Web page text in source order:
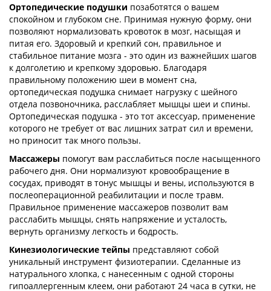
Ортопедические подушки позаботятся о вашем
спокойном и глубоком сне. Принимая нужную форму, они
позволяют нормализовать кровоток в мозг, насыщая и
питая его. Здоровый и крепкий сон, правильное и
стабильное питание мозга - это один из важнейших шагов
к долголетию и крепкому здоровью. Благодаря
правильному положению шеи в момент сна,
ортопедическая подушка снимает нагрузку с шейного
отдела позвоночника, расслабляет мышцы шеи и спины.
Ортопедическая подушка - это тот аксессуар, применение
которого не требует от вас лишних затрат сил и времени,
но приносит так много пользы.
Массажеры помогут вам расслабиться после насыщенного
рабочего дня. Они нормализуют кровообращение в
сосудах, приводят в тонус мышцы и вены, используются в
послеоперационной реабилитации и после травм.
Правильное применение массажеров позволит вам
расслабить мышцы, снять напряжение и усталость,
вернуть организму легкость и бодрость.
Кинезиологические тейпы представляют собой
уникальный инструмент физиотерапии. Сделанные из
натурального хлопка, с нанесенным с одной стороны
гипоаллергенным клеем, они работают 24 часа в сутки, не